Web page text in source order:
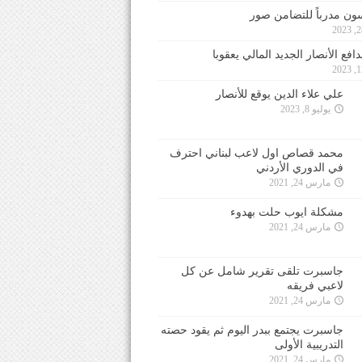
مدرباً للتضامن صور
الأنصار الجديد المالي يعقوبا
علي علاء الدين يوقع للأنصار
يوليو 8, 2023
محمد قصاص اول لاعب لبناني احترف
في الدوري الأردني
مارس 24, 2021
مشكلة ايوب حلت بهدوء
مارس 24, 2021
جاسبرت تلقى تقرير شامل عن كل
لاعبي فريقه
مارس 24, 2021
جاسبرت يجتمع ببدر اليوم ثم يقود حصته
التدريبية الأولى
مارس 24, 2021